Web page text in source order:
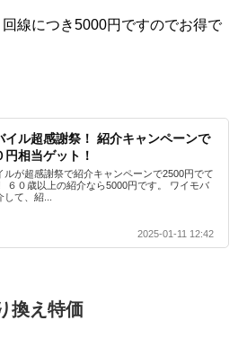
線につき5000円ですのでお得で
イル超感謝祭！ 紹介キャンペーンで
円相当ゲット！
ルが超感謝祭で紹介キャンペーンで2500円でて
６０歳以上の紹介なら5000円です。 ワイモバ
て、紹...
2025-01-11 12:42
換え特価